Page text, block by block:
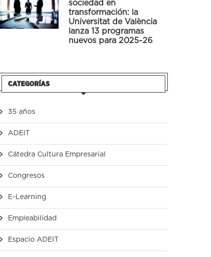
sociedad en
transformación: la
Universitat de València
lanza 13 programas
nuevos para 2025-26
CATEGORÍAS
35 años
ADEIT
Cátedra Cultura Empresarial
Congresos
E-Learning
Empleabilidad
Espacio ADEIT